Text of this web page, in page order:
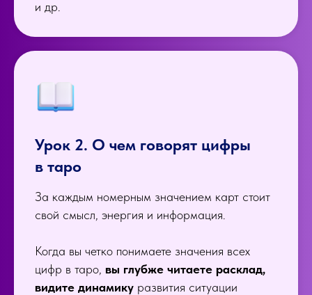
и др.
Урок 2. О чем говорят цифры
в таро
За каждым номерным значением карт стоит
свой смысл, энергия и информация.
Когда вы четко понимаете значения всех
цифр в таро, вы глубже читаете расклад,
видите динамику развития ситуации